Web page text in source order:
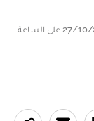
في 27/10/2024 على الساعة 22:00, تحديث بتاريخ 27/10/2024 على الساعة